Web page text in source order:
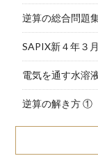
逆算の総合問題
SAPIX新４年３
電気を通す水溶
逆算の解き方 ①